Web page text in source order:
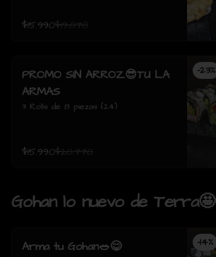
$15.990$19.070
-23%
PROMO SIN ARROZ😎TU LA
ARMAS
3 Rolls de 8 piezas (24)
$15.990$20.770
Gohan lo nuevo de Terra🤩
-14%
Arma tu Gohan🥗😋